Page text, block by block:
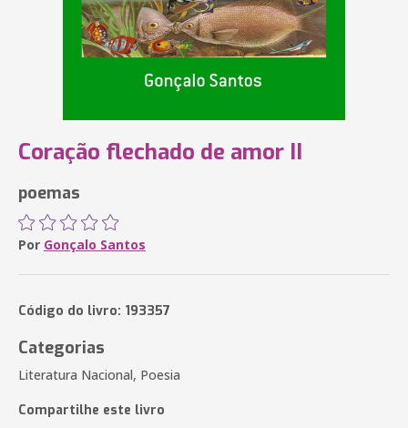
Coração flechado de amor II
poemas
Por Gonçalo Santos
Código do livro: 193357
Categorias
Literatura Nacional, Poesia
Compartilhe este livro